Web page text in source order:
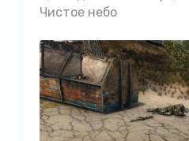
Чистое небо